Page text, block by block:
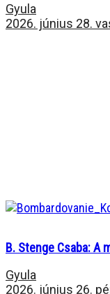
Gyula
2026. június 28.
B. Stenge Csaba: A
Gyula
2026. június 26.